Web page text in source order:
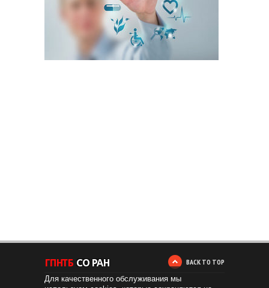
BACK TO TOP
Для качественного обслуживания мы